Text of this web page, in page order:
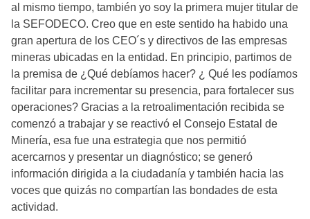
al mismo tiempo, también yo soy la primera mujer titular de
la SEFODECO. Creo que en este sentido ha habido una
gran apertura de los CEO´s y directivos de las empresas
mineras ubicadas en la entidad. En principio, partimos de
la premisa de ¿Qué debíamos hacer? ¿ Qué les podíamos
facilitar para incrementar su presencia, para fortalecer sus
operaciones? Gracias a la retroalimentación recibida se
comenzó a trabajar y se reactivó el Consejo Estatal de
Minería, esa fue una estrategia que nos permitió
acercarnos y presentar un diagnóstico; se generó
información dirigida a la ciudadanía y también hacia las
voces que quizás no compartían las bondades de esta
actividad.